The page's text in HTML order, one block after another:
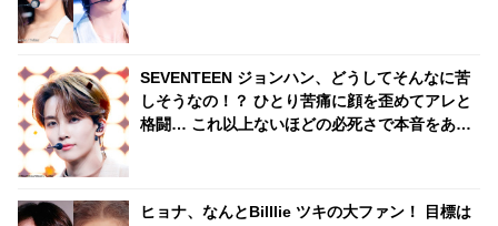
SEVENTEEN ジョンハン、どうしてそんなに苦
しそうなの！？ ひとり苦痛に顔を歪めてアレと
格闘… これ以上ないほどの必死さで本音をあら
ヒョナ、なんとBilllie ツキの大ファン！ 目標は